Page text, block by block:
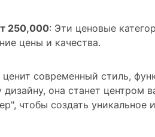
250,000: Эти ценовые
цены и качества.
современный стиль,
она станет центром
чтобы создать уникальное